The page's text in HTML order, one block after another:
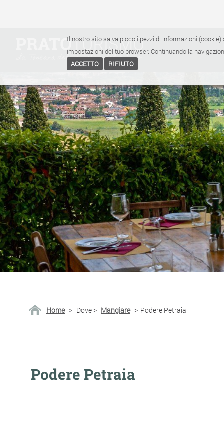
Il nostro sito salva piccoli pezzi di informazioni
impostazioni del tuo browser. Continuando la
ACCETTO
RIFIUTO
Home > Dove > Mangiare > Podere Petraia
Podere Petraia